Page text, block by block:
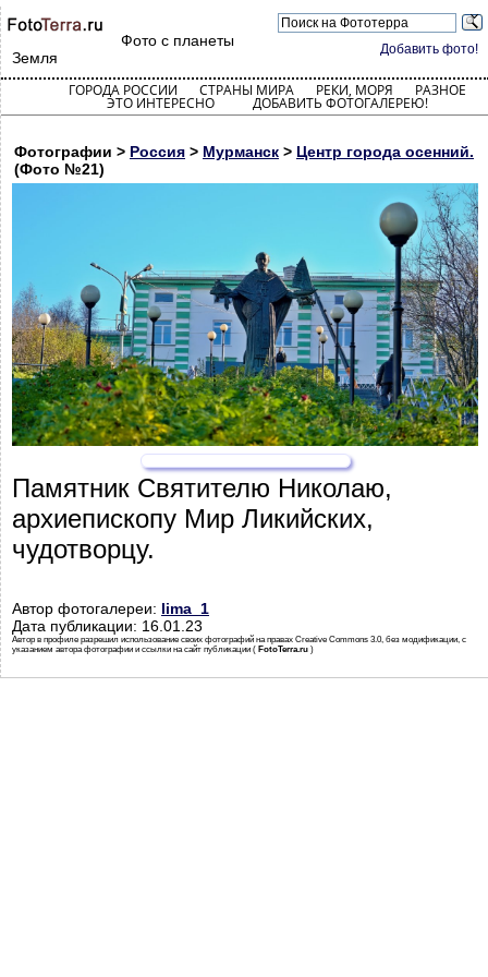
Добавить фото!
Фото с планеты
Земля
ГОРОДА РОССИИ СТРАНЫ МИРА РЕКИ, МОРЯ РАЗНОЕ
ЭТО ИНТЕРЕСНО ДОБАВИТЬ ФОТОГАЛЕРЕЮ!
Фотографии > Россия > Мурманск > Центр города осенний.
(Фото №21)
Памятник Святителю Николаю,
архиепископу Мир Ликийских,
чудотворцу.
Автор фотогалереи: lima_1
Дата публикации: 16.01.23
Автор в профиле разрешил использование своих фотографий на правах Creative Commons 3.0, без модификации, с
указанием автора фотографии и ссылки на сайт публикации ( FotoTerra.ru )